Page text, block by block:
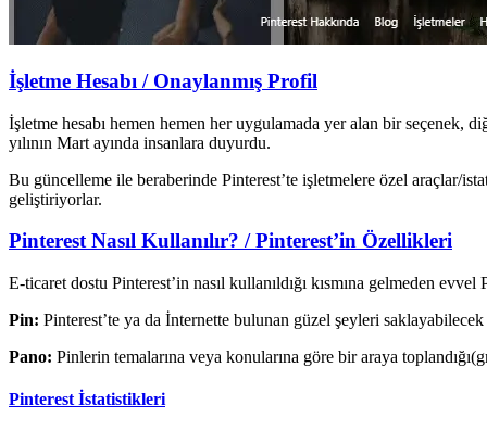
İşletme Hesabı / Onaylanmış Profil
İşletme hesabı hemen hemen her uygulamada yer alan bir
yılının Mart ayında insanlara duyurdu.
Bu güncelleme ile beraberinde Pinterest’te işletmelere özel araçlar/
geliştiriyorlar.
Pinterest Nasıl Kullanılır? / Pinterest’in Özellikleri
E-ticaret dostu Pinterest’in nasıl kullanıldığı kısmına gelmeden
Pin: Pinterest’te ya da İnternette bulunan güzel şeyleri
Pano: Pinlerin temalarına veya konularına göre bir araya
Pinterest İstatistikleri